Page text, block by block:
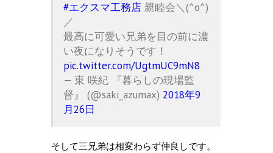
#エクスマ工務店 親睦会＼(^o^)
／
最高に可愛い兄弟を目の前に濃
い夜になりそうです！
pic.twitter.com/UgtmUC9mN8
— 東 咲紀 『暮らしの現場監
督』 (@saki_azumax) 2018年9
月26日
そして三兄弟は相変わらず仲良しです。